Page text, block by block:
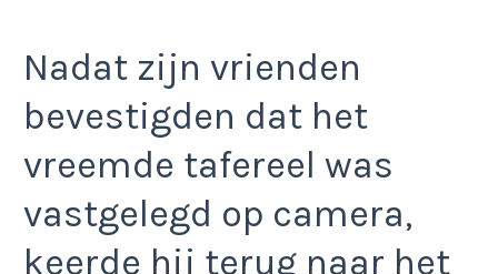
Nadat zijn vrienden
bevestigden dat het
vreemde tafereel was
vastgelegd op camera,
keerde hij terug naar het